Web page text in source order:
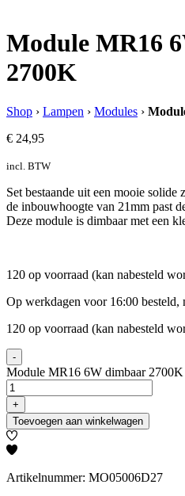
Module MR16
2700K
Shop › Lampen › Modules ›
€ 24,95
incl. BTW
Set bestaande uit een mooie
de inbouwhoogte van 21mm past
Deze module is dimbaar met een
120 op voorraad (kan nabesteld
Op werkdagen voor 16:00 besteld,
120 op voorraad (kan nabesteld
-
Module MR16 6W dimbaar 2700K
+
Toevoegen aan winkelwagen
Artikelnummer: MO05006D27